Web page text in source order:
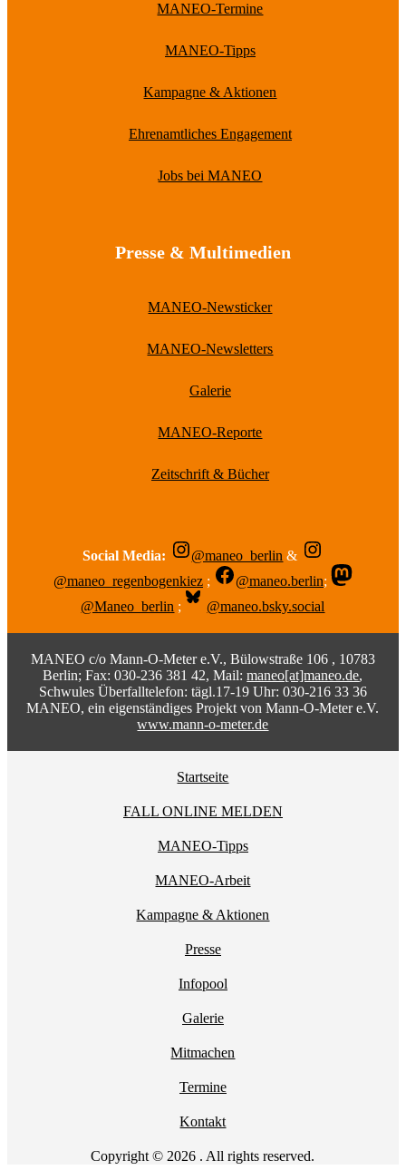
MANEO-Termine
MANEO-Tipps
Kampagne & Aktionen
Ehrenamtliches Engagement
Jobs bei MANEO
Presse & Multimedien
MANEO-Newsticker
MANEO-Newsletters
Galerie
MANEO-Reporte
Zeitschrift & Bücher
Social Media: @maneo_berlin &
@maneo_regenbogenkiez ; @maneo.berlin;
@Maneo_berlin ; @maneo.bsky.social
MANEO c/o Mann-O-Meter e.V., Bülowstraße 106 , 10783
Berlin; Fax: 030-236 381 42, Mail:maneo[at]maneo.de,
Schwules Überfalltelefon: tägl.17-19 Uhr: 030-216 33 36
MANEO, ein eigenständiges Projekt von Mann-O-Meter e.V.
www.mann-o-meter.de
Startseite
FALL ONLINE MELDEN
MANEO-Tipps
MANEO-Arbeit
Kampagne & Aktionen
Presse
Infopool
Galerie
Mitmachen
Termine
Kontakt
Copyright © 2026 . All rights reserved.